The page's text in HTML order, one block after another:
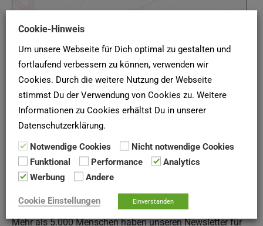
(Quelle: Wohnstätte Stade eG, Stand November 2021)
SCHUFA-AUSKUNFT
SCHUFA-Bonitätsauskunft
bei der
SCHUFA anfordern!
Newsletter
Mehr als 5.000 Menschen haben unseren Newsletter für
Cookie-Hinweis
Um unsere Webseite für Dich optimal zu gestalten und
fortlaufend verbessern zu können, verwenden wir
Cookies. Durch die weitere Nutzung der Webseite
stimmst Du der Verwendung von Cookies zu. Weitere
Informationen zu Cookies erhältst Du in unserer
Datenschutzerklärung.
Notwendige Cookies
Nicht notwendige Cookies
Funktional
Performance
Analytics
Werbung
Andere
Cookie Einstellungen Einverstanden